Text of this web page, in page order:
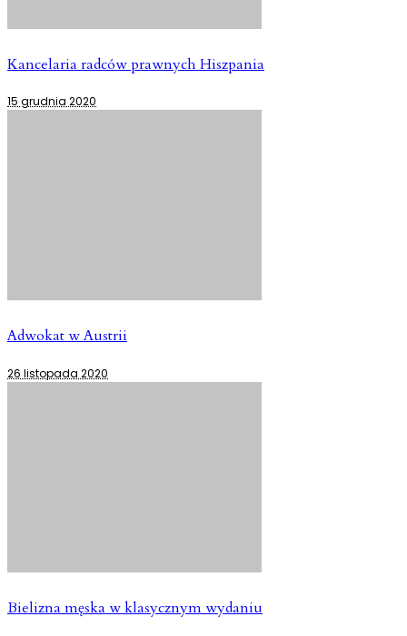
Kancelaria radców prawnych Hiszpania
15 grudnia 2020
Adwokat w Austrii
26 listopada 2020
Bielizna męska w klasycznym wydaniu